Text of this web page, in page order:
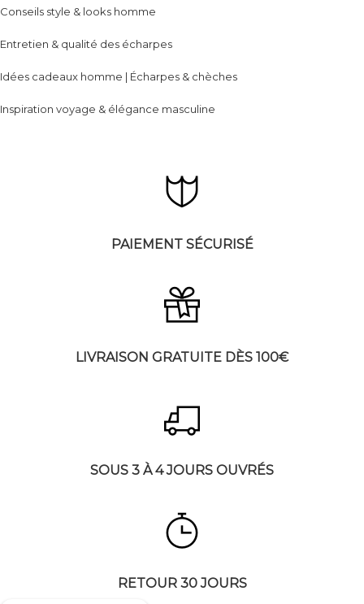
Conseils style & looks homme
Entretien & qualité des écharpes
Idées cadeaux homme | Écharpes & chèches
Inspiration voyage & élégance masculine
PAIEMENT SÉCURISÉ
LIVRAISON GRATUITE DÈS 100€
SOUS 3 À 4 JOURS OUVRÉS
RETOUR 30 JOURS